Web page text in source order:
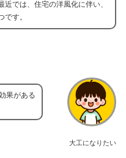
近では、住宅の洋風化に伴い、
です。
大工になりたい
果がある